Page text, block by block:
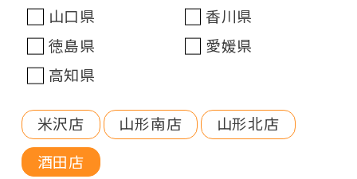
山口県
香川県
徳島県
愛媛県
高知県
米沢店 山形南店
山形北店
酒田店